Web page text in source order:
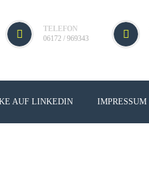
TELEFON
06172 / 969343
AUF LINKEDIN IMPRESSUM